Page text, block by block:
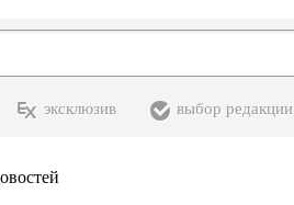
эксклюзив выбор редакции